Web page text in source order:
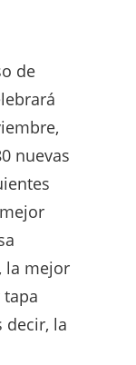
de
nuevas
la mejor
decir, la